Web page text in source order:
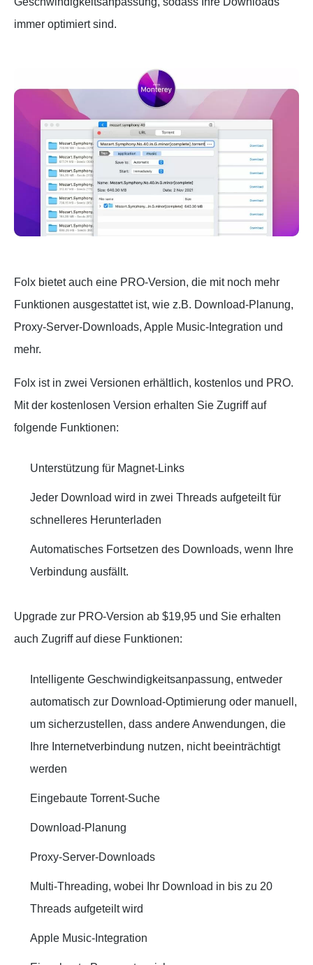
immer optimiert sind.
Folx bietet auch eine PRO-Version, die mit noch mehr
Funktionen ausgestattet ist, wie z.B. Download-Planung,
Proxy-Server-Downloads, Apple Music-Integration und
mehr.
Folx ist in zwei Versionen erhältlich, kostenlos und PRO.
Mit der kostenlosen Version erhalten Sie Zugriff auf
folgende Funktionen:
Unterstützung für Magnet-Links
Jeder Download wird in zwei Threads aufgeteilt für
schnelleres Herunterladen
Automatisches Fortsetzen des Downloads, wenn Ihre
Verbindung ausfällt.
Upgrade zur PRO-Version ab $19,95 und Sie erhalten
auch Zugriff auf diese Funktionen:
Intelligente Geschwindigkeitsanpassung, entweder
automatisch zur Download-Optimierung oder manuell,
um sicherzustellen, dass andere Anwendungen, die
Ihre Internetverbindung nutzen, nicht beeinträchtigt
werden
Eingebaute Torrent-Suche
Download-Planung
Proxy-Server-Downloads
Multi-Threading, wobei Ihr Download in bis zu 20
Threads aufgeteilt wird
Apple Music-Integration